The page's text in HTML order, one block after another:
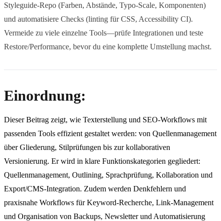
Styleguide-Repo (Farben, Abstände, Typo-Scale, Komponenten)
und automatisiere Checks (linting für CSS, Accessibility CI).
Vermeide zu viele einzelne Tools—prüfe Integrationen und teste
Restore/Performance, bevor du eine komplette Umstellung machst.
Einordnung:
Dieser Beitrag zeigt, wie Texterstellung und SEO-Workflows mit
passenden Tools effizient gestaltet werden: von Quellenmanagement
über Gliederung, Stilprüfungen bis zur kollaborativen
Versionierung. Er wird in klare Funktionskategorien gegliedert:
Quellenmanagement, Outlining, Sprachprüfung, Kollaboration und
Export/CMS-Integration. Zudem werden Denkfehlern und
praxisnahe Workflows für Keyword-Recherche, Link-Management
und Organisation von Backups, Newsletter und Automatisierung